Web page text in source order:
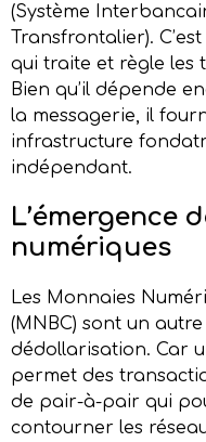
(Système
Transfrontalier).
qui traite et règle les
Bien qu’il dépende
la messagerie, il
infrastructure
indépendant.
L’émergence
numériques
Les Monnaies
(MNBC) sont un
dédollarisation. Car
permet des
de pair-à-pair qui
contourner les